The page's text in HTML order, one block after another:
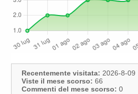
Recentemente visitata: 2026-8-09
Viste il mese scorso: 66
Commenti del mese scorso: 0